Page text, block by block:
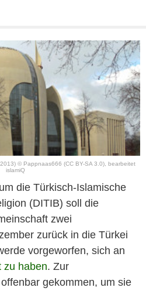
© Pappnaas666 (CC BY-SA 3.0), bearbeitet
islamiQ
die Türkisch-Islamische
(DITIB) soll die
zwei
zurück in die Türkei
vorgeworfen, sich an
zu haben. Zur
gekommen, um sie